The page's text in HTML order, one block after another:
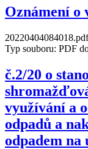
Oznámení o
20220404084018.pdf
Typ souboru: PDF
č.2/20 o
využívání a
odpadů a
odpadem na